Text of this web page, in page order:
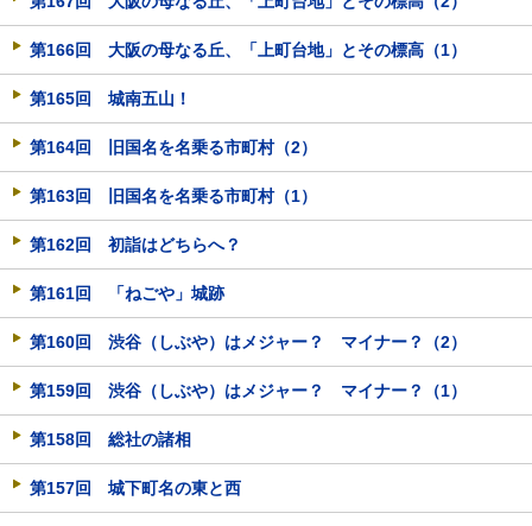
第166回 大阪の母なる丘、「上町台地」とその標高（1）
第165回 城南五山！
第164回 旧国名を名乗る市町村（2）
第163回 旧国名を名乗る市町村（1）
第162回 初詣はどちらへ？
第161回 「ねごや」城跡
第160回 渋谷（しぶや）はメジャー？ マイナー？（2）
第159回 渋谷（しぶや）はメジャー？ マイナー？（1）
第158回 総社の諸相
第157回 城下町名の東と西